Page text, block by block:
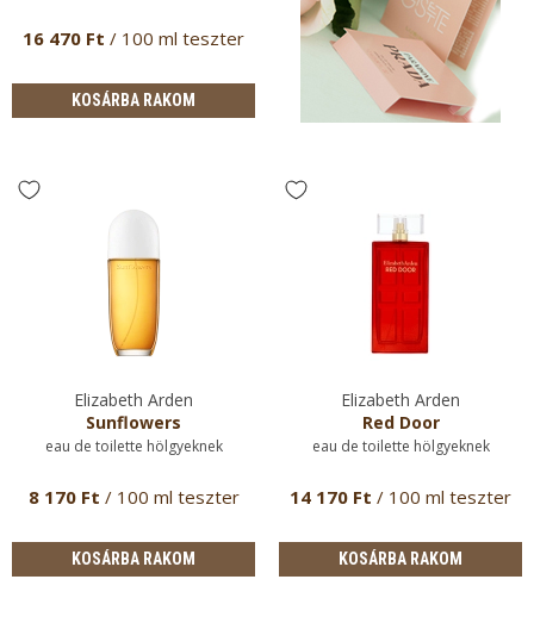
16 470 Ft / 100 ml teszter
KOSÁRBA RAKOM
Elizabeth Arden
Sunflowers
eau de toilette hölgyeknek
8 170 Ft / 100 ml teszter
KOSÁRBA RAKOM
Elizabeth Arden
Red Door
eau de toilette hölgyeknek
14 170 Ft / 100 ml teszter
KOSÁRBA RAKOM